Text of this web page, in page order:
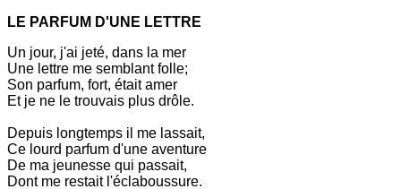
LE PARFUM D'UNE LETTRE
Un jour, j'ai jeté, dans la mer
Une lettre me semblant folle;
Son parfum, fort, était amer
Et je ne le trouvais plus drôle.
Depuis longtemps il me lassait,
Ce lourd parfum d'une aventure
De ma jeunesse qui passait,
Dont me restait l'éclaboussure.